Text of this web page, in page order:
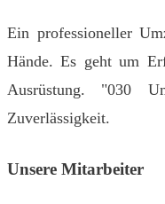
Ein professioneller
Hände. Es geht um
Ausrüstung. "030
Zuverlässigkeit.
Unsere Mitarbeiter